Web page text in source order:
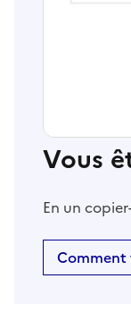
Vous
En un
Comment